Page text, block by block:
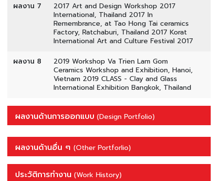
ผลงาน 7
2017 Art and Design Workshop 2017
International, Thailand 2017 In
Remembrance, at Tao Hong Tai ceramics
Factory, Ratchaburi, Thailand 2017 Korat
International Art and Culture Festival 2017
ผลงาน 8
2019 Workshop Va Trien Lam Gom
Ceramics Workshop and Exhibition, Hanoi,
Vietnam 2019 ​CLASS - Clay and Glass
International Exhibition Bangkok, Thailand
ผลงานด้านการออกแบบ (Design Portfolio)
ผลงานด้านอื่น ๆ (Other Portforlio)
ประวัติการทำงาน (Work History)